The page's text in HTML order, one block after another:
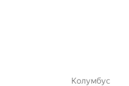
Колумбус